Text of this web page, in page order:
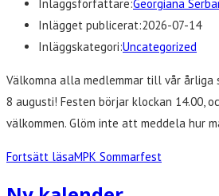
Inläggsförfattare:Georgiana
Inlägget publicerat:2026-07-14
Inläggskategori:Uncategorized
Välkomna alla medlemmar till vår årliga
8 augusti! Festen börjar klockan 14.00,
välkommen. Glöm inte att meddela hur
Fortsätt läsaMPK Sommarfest